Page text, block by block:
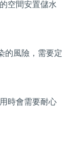
空間安置儲水
的風險，需要定
時會需要耐心